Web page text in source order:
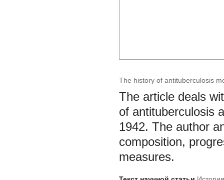
The history of antituberculosis
The article deals
of antituberculosis
1942. The author
composition,
measures.